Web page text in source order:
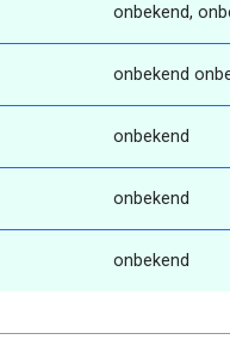
onbekend,
onbekend
onbekend
onbekend
onbekend